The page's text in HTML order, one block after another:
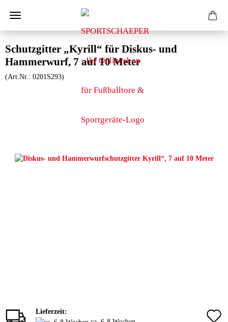
Schutzgitter „Kyrill“ für Diskus- und
Hammerwurf, 7 auf 10 Meter
(Art.Nr.: 0201S293)
Lieferzeit: